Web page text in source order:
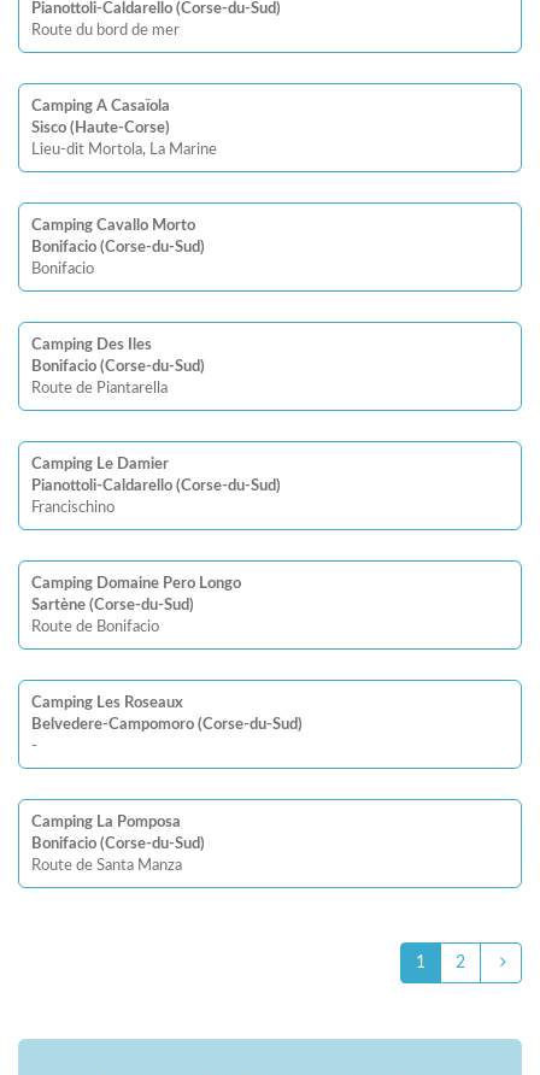
Pianottoli-Caldarello (Corse-du-Sud)
Route du bord de mer
Camping A Casaïola
Sisco (Haute-Corse)
Lieu-dit Mortola, La Marine
Camping Cavallo Morto
Bonifacio (Corse-du-Sud)
Bonifacio
Camping Des Iles
Bonifacio (Corse-du-Sud)
Route de Piantarella
Camping Le Damier
Pianottoli-Caldarello (Corse-du-Sud)
Francischino
Camping Domaine Pero Longo
Sartène (Corse-du-Sud)
Route de Bonifacio
Camping Les Roseaux
Belvedere-Campomoro (Corse-du-Sud)
-
Camping La Pomposa
Bonifacio (Corse-du-Sud)
Route de Santa Manza
1 2